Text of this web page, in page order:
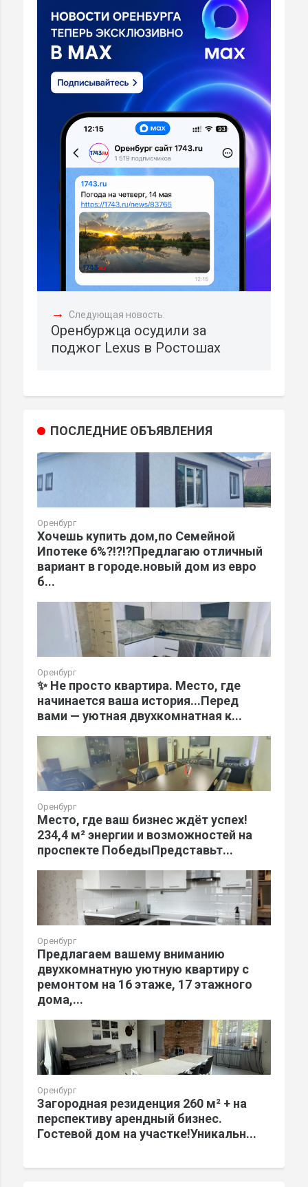
→ Следующая новость:
Оренбуржца осудили за
поджог Lexus в Ростошах
ПОСЛЕДНИЕ ОБЪЯВЛЕНИЯ
Оренбург
Хочешь купить дом,по Семейной
Ипотеке 6%?!?!?Предлагаю отличный
вариант в городе.новый дом из евро
б...
Оренбург
✨ Не просто квартира. Место, где
начинается ваша история...Перед
вами — уютная двухкомнатная к...
Оренбург
Место, где ваш бизнес ждёт успех!
234,4 м² энергии и возможностей на
проспекте ПобедыПредставьт...
Оренбург
Предлагаем вашему вниманию
двухкомнатную уютную квартиру с
ремонтом на 16 этаже, 17 этажного
дома,...
Оренбург
Загородная резиденция 260 м² + на
перспективу арендный бизнес.
Гостевой дом на участке!Уникальн...